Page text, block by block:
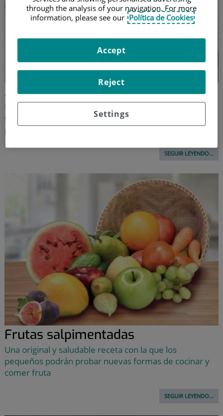
Macarrones de abordo con sepia
Una sabrosa receta de pasta con sabor a mar y a la
tierra, y una deliciosa salsa con la que satisfacer los
paladares más exquisitos
SEGUIR LEYENDO...
Frutas salpimentadas
Una original y saludable receta con la que los
pequeños podrán probar nuevas formas de cocinar y
comer fruta
SEGUIR LEYENDO...
through the analysis of your navigation. For more
information, please see our Política de Cookies
Settings
Reject
Accept